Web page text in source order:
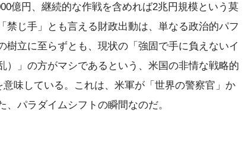
億円、継続的な作戦を含めれば2兆円規模という莫
禁じ手」とも言える財政出動は、単なる政治的パフ
樹立に至らずとも、現状の「強固で手に負えないイ
）」の方がマシであるという、米国の非情な戦略的
味している。これは、米軍が「世界の警察官」か
パラダイムシフトの瞬間なのだ。